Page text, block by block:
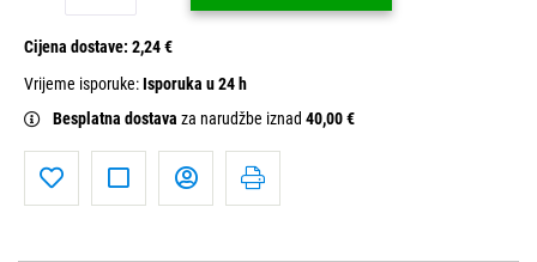
Cijena dostave: 2,24 €
Vrijeme isporuke:Isporuka u 24 h
Besplatna dostava za narudžbe iznad 40,00 €